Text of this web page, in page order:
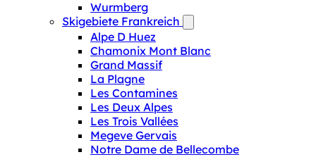
Wurmberg
Skigebiete Frankreich
Alpe D Huez
Chamonix Mont Blanc
Grand Massif
La Plagne
Les Contamines
Les Deux Alpes
Les Trois Vallées
Megeve Gervais
Notre Dame de Bellecombe